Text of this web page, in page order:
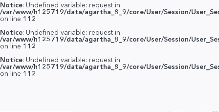
Notice: Undefined variable: request in
/var/www/h125719/data/agartha_8_9/core/User/Session/
on line 112
Notice: Undefined variable: request in
/var/www/h125719/data/agartha_8_9/core/User/Session/
on line 112
Notice: Undefined variable: request in
/var/www/h125719/data/agartha_8_9/core/User/Session/
on line 112